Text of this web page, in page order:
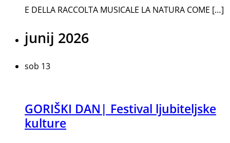
E DELLA RACCOLTA MUSICALE LA NATURA COME […]
junij 2026
sob 13
GORIŠKI DAN| Festival ljubiteljske
kulture